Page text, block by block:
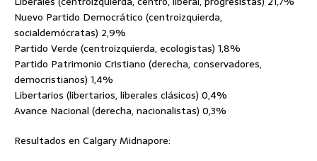
Nuevo Partido Democrático (centroizquierda,
socialdemócratas) 2,9%
Partido Verde (centroizquierda, ecologistas) 1,8%
Partido Patrimonio Cristiano (derecha, conservadores,
democristianos) 1,4%
Libertarios (libertarios, liberales clásicos) 0,4%
Avance Nacional (derecha, nacionalistas) 0,3%
Resultados en Calgary Midnapore: